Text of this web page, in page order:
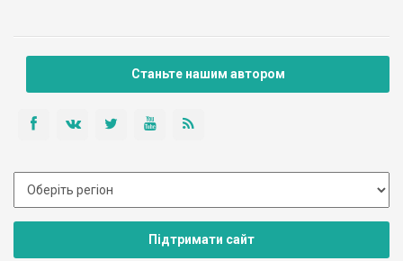
Станьте нашим автором
Підтримати сайт